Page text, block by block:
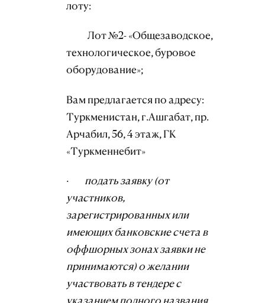
лоту:
Лот №2- «Общезаводское,
технологическое, буровое
оборудование»;
Вам предлагается по адресу:
Туркменистан, г.Ашгабат, пр.
Арчабил, 56, 4 этаж, ГК
«Туркменнебит»
· подать заявку (от
участников,
зарегистрированных или
имеющих банковские счета в
оффшорных зонах заявки не
принимаются) о желании
участвовать в тендере с